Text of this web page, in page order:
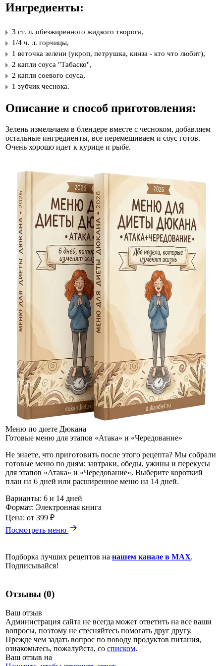
Ингредиенты:
3 ст. л. обезжиренного жидкого творога,
1/4 ч. л. горчицы,
1 веточка зелени (укроп, петрушка, кинза - кто что любит),
2 капли соуса "Табаско",
2 капли соевого соуса,
1 зубчик чеснока.
Описание и способ приготовления:
Зелень измельчаем в блендере вместе с чесноком, добавляем
остальные ингредиенты, все перемешиваем и соус готов.
Очень хорошо идет к курице и рыбе.
Меню по диете Дюкана
Готовые меню для этапов «Атака» и «Чередование»
Не знаете, что приготовить после этого рецепта? Мы собрали
готовые меню по дням: завтраки, обеды, ужины и перекусы
для этапов «Атака» и «Чередование». Выберите короткий
план на 6 дней или расширенное меню на 14 дней.
Варианты: 6 и 14 дней
Формат: Электронная книга
Цена: от 399 ₽
Посмотреть меню
Подборка лучших рецептов на нашем канале в MAX.
Подписывайся!
Отзывы (0)
Ваш отзыв
Администрация сайта не всегда может ответить на все ваши
вопросы, поэтому не стесняйтесь помогать друг другу.
Прежде чем задать вопрос по поводу продуктов питания,
ознакомьтесь, пожалуйста, со списком.
Ваш отзыв на